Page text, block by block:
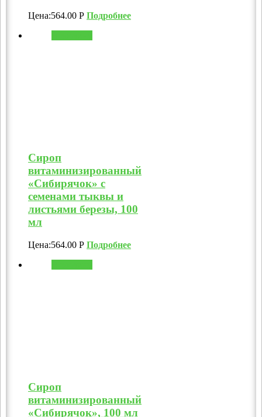
Цена:564.00 Р Подробнее
Сироп
витаминизированный
«Сибирячок» с
семенами тыквы и
листьями березы, 100
мл
Цена:564.00 Р Подробнее
Сироп
витаминизированный
«Сибирячок», 100 мл